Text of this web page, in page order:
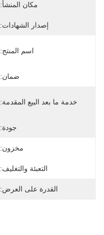
مكان المنشأ:
إصدار الشهادات:
اسم المنتج:
ضمان:
خدمة ما بعد البيع المقدمة:
جودة:
مخزون:
التعبئة والتغليف:
القدرة على العرض: